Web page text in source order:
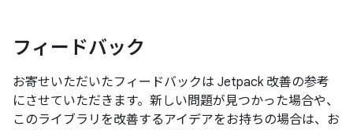
フィードバック
お寄せいただいたフィードバックは Jetpack 改善の参考
にさせていただきます。新しい問題が見つかった場合や、
このライブラリを改善するアイデアをお持ちの場合は、お